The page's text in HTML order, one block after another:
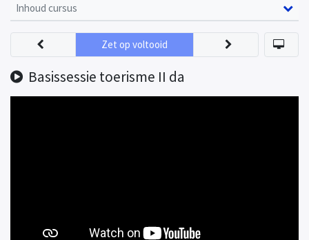
Inhoud cursus
Basissessie toerisme II da
Zet op voltooid